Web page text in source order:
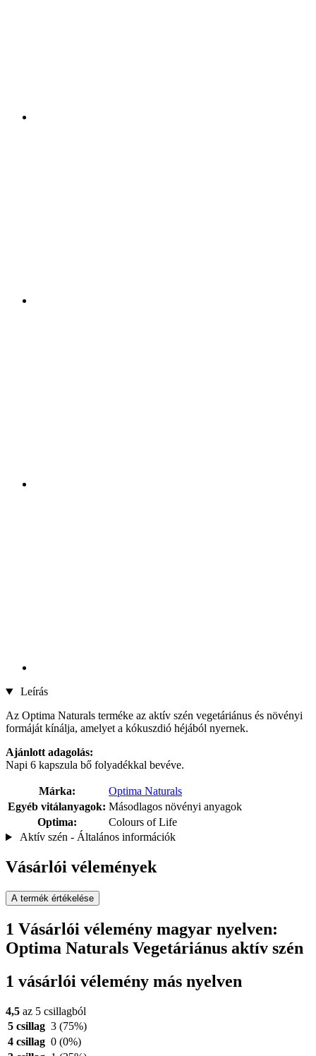
Leírás
Az Optima Naturals terméke az aktív szén vegetáriánus és növényi
formáját kínálja, amelyet a kókuszdió héjából nyernek.
Ajánlott adagolás:
Napi 6 kapszula bő folyadékkal bevéve.
Márka:
Optima Naturals
Egyéb vitálanyagok: Másodlagos növényi anyagok
Optima:
Colours of Life
Aktív szén - Általános információk
Vásárlói vélemények
A termék értékelése
1 Vásárlói vélemény magyar nyelven:
Optima Naturals Vegetáriánus aktív szén
1 vásárlói vélemény más nyelven
4,5 az 5 csillagból
5 csillag 3 (75%)
4 csillag 0 (0%)